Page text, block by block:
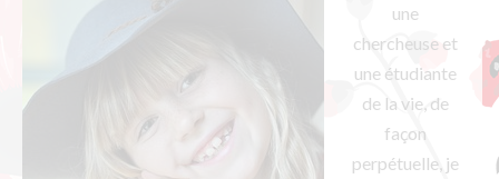
une
chercheuse et
une étudiante
de la vie, de
façon
perpétuelle, je